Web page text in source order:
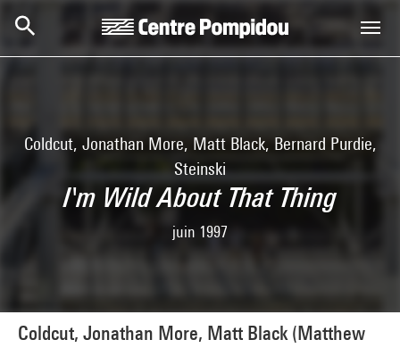
Coldcut, Jonathan More, Matt Black, Bernard Purdie,
Steinski
I'm Wild About That Thing
juin 1997
Coldcut, Jonathan More, Matt Black (Matthew